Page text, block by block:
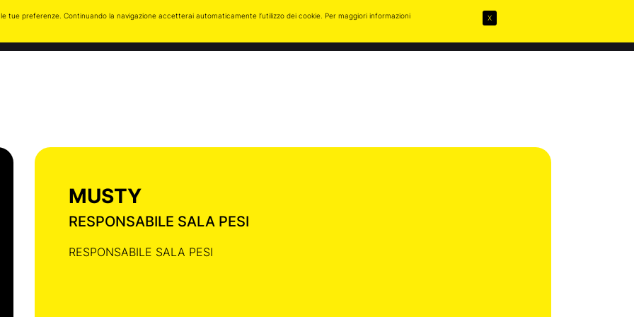
MUSTY
RESPONSABILE SALA PESI
RESPONSABILE SALA PESI
tue preferenze. Continuando la navigazione accetterai automaticamente l’utilizzo dei cookie. Per maggiori informazioni
X